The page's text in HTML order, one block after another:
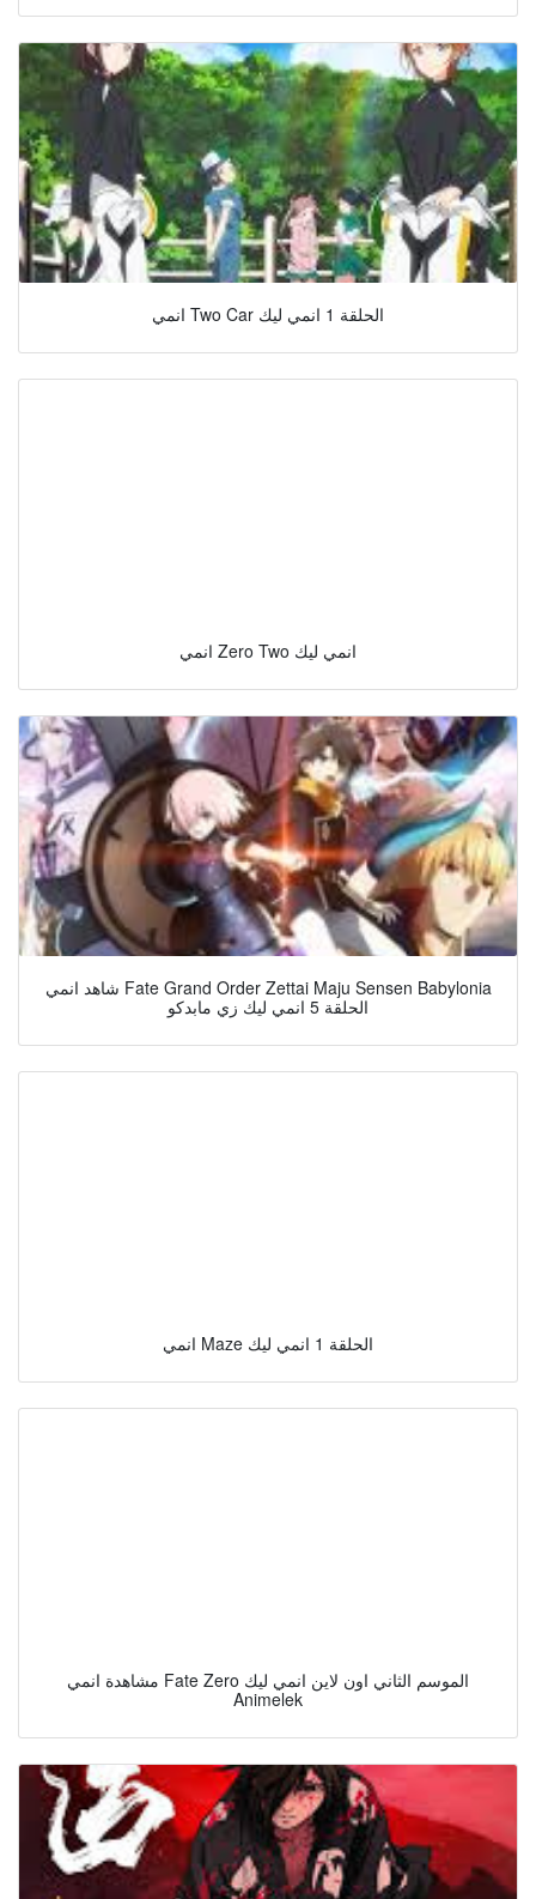
انمي Two Car الحلقة 1 انمي ليك
انمي Zero Two انمي ليك
شاهد انمي Fate Grand Order Zettai Maju Sensen Babylonia
الحلقة 5 انمي ليك زي مابدكو
انمي Maze الحلقة 1 انمي ليك
مشاهدة انمي Fate Zero الموسم الثاني اون لاين انمي ليك
Animelek